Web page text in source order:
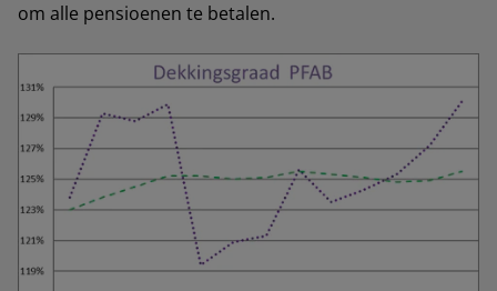
om alle pensioenen te betalen.